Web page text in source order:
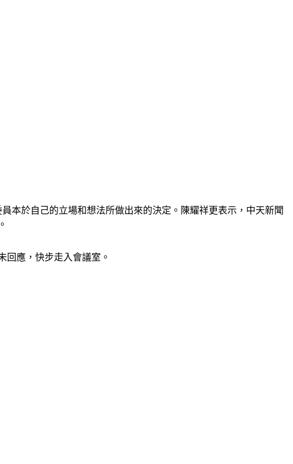
本於自己的立場和想法所做出來的決定。陳耀祥更表示，中天新聞
回應，快步走入會議室。